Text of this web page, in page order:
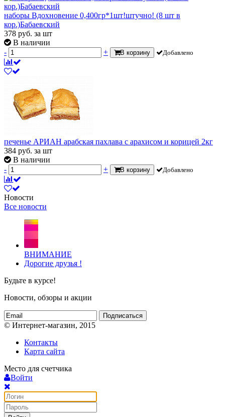
наборы Вдохновение 0,400гр*1шт!штучно! (8 шт в
кор.)Бабаевский
378 руб. за шт
В наличии
-
+ В корзину Добавлено
печенье АРИАН арабская пахлава с арахисом и корицей 2кг
384 руб. за шт
В наличии
-
+ В корзину Добавлено
Новости
Все новости
ВНИМАНИЕ
Дорогие друзья !
Будьте в курсе!
Новости, обзоры и акции
Подписаться
© Интернет-магазин, 2015
Контакты
Карта сайта
Место для счетчика
Войти